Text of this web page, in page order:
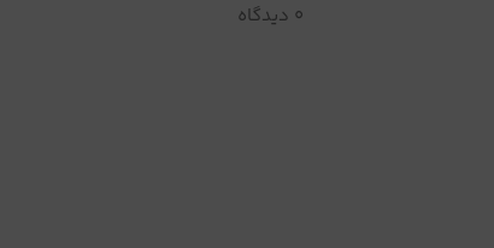
0 دیدگاه